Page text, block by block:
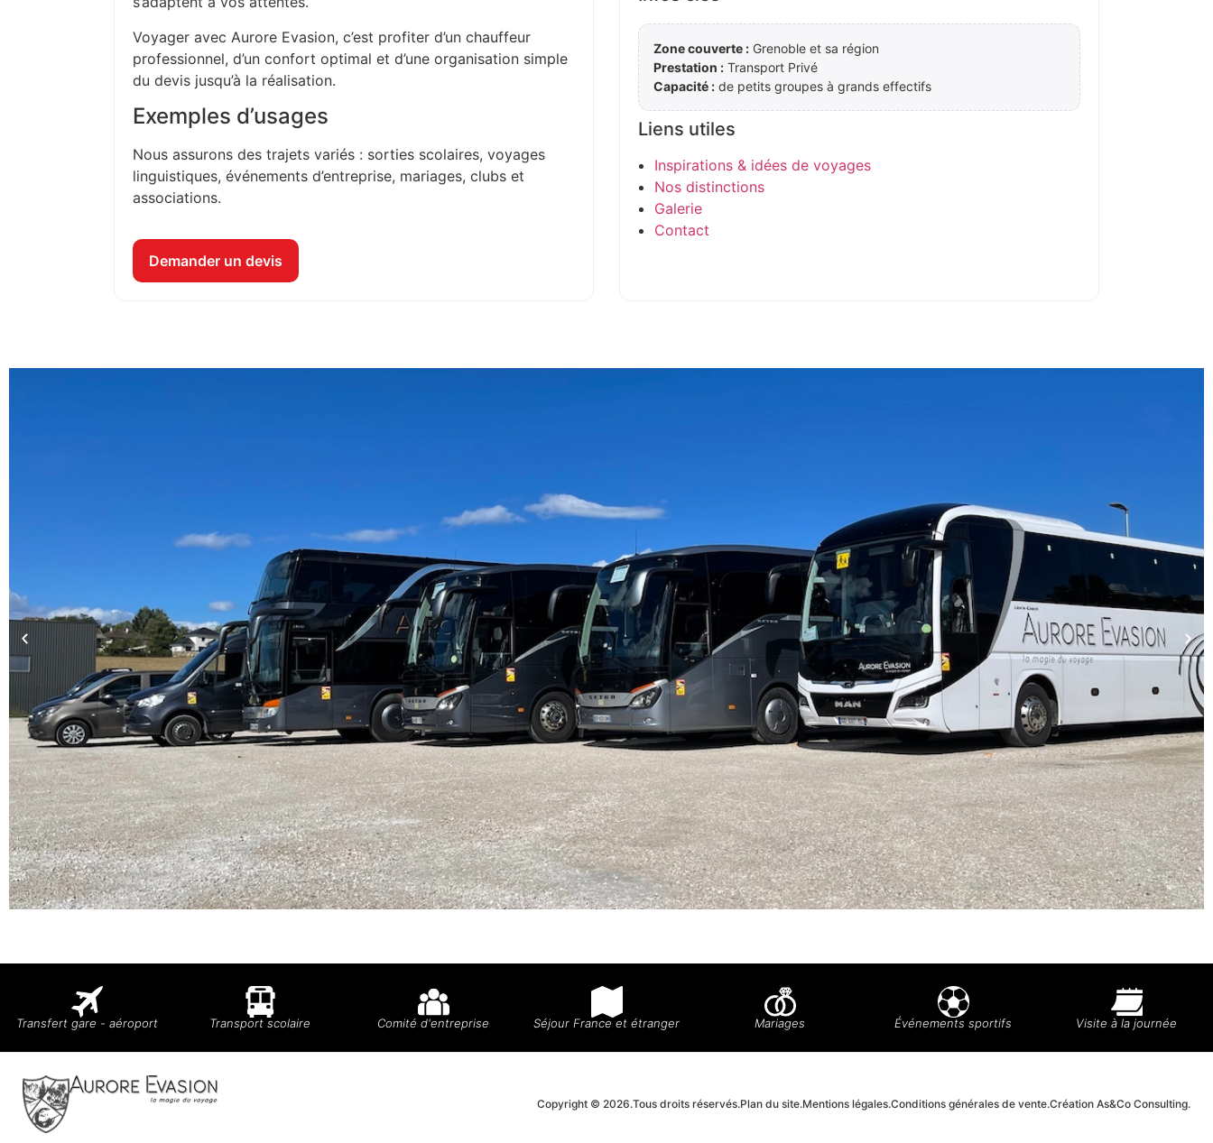
Voyager avec Aurore Evasion, c’est profiter d’un chauffeur
professionnel, d’un confort optimal et d’une organisation simple
du devis jusqu’à la réalisation.
Exemples d’usages
Nous assurons des trajets variés : sorties scolaires, voyages
linguistiques, événements d’entreprise, mariages, clubs et
associations.
Demander un devis
Zone couverte : Grenoble et sa région
Prestation : Transport Privé
Capacité : de petits groupes à grands effectifs
Liens utiles
Inspirations & idées de voyages
Nos distinctions
Galerie
Contact
Transfert gare - aéroport Transport scolaire Comité d'entreprise Séjour France et étranger Mariages Événements sportifs Visite à la journée
Copyright © 2026.Tous droits réservés.Plan du site.Mentions légales.Conditions générales de vente.Création As&Co Consulting.